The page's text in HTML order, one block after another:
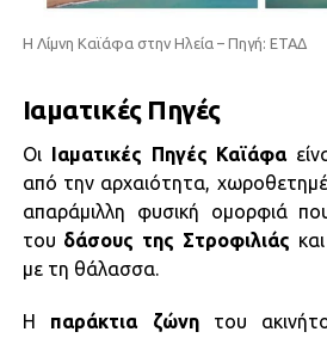
Η Λίμνη Καϊάφα στην Ηλεία – Πηγή: ΕΤΑΔ
Ιαματικές Πηγές
Οι Ιαματικές Πηγές Καϊάφα
από την αρχαιότητα,
απαράμιλλη φυσική ομορφιά
του δάσους της Στροφιλιάς
με τη θάλασσα.
Η παράκτια ζώνητου